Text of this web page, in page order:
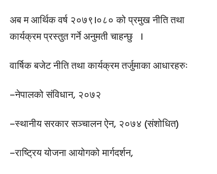
अब म आर्थिक वर्ष २०७९।०८० को प्रमुख नीति तथा
कार्यक्रम प्रस्तुत गर्ने अनुमती चाहन्छु ।
वार्षिक बजेट नीति तथा कार्यक्रम तर्जुमाका आधारहरुः
–नेपालको संविधान, २०७२
–स्थानीय सरकार सञ्चालन ऐन, २०७४ (संशोधित)
–राष्ट्रिय योजना आयोगको मार्गदर्शन,